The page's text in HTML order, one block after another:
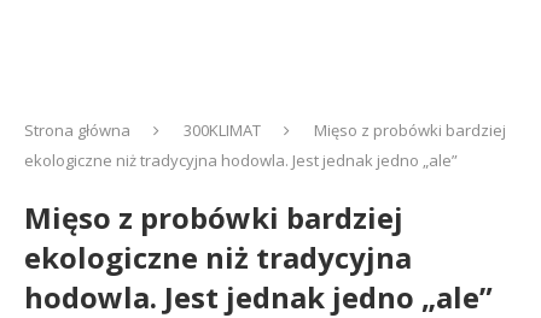
Strona główna 300KLIMAT
Mięso z probówki bardziej
ekologiczne niż tradycyjna hodowla. Jest jednak jedno „ale”
Mięso z probówki bardziej
ekologiczne niż tradycyjna
hodowla. Jest jednak jedno „ale”